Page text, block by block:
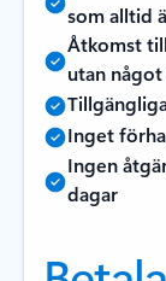
som alltid
Åtkomst
utan
Inget
Ingen
dagar